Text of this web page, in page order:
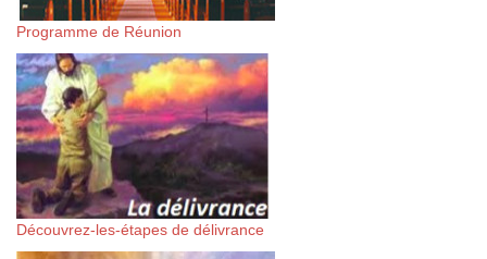
Programme de Réunion
Découvrez-les-étapes de délivrance